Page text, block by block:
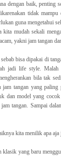
dengan baik, penting
tidak mampu
guna mengetahui
kita mudah sekali
yakni jam tangan
bisa dipakai di
jadi life style. Malah
bila tak
tangan yang
dan model yang
tangan. Sampai
kita menilik apa
klasik yang baru